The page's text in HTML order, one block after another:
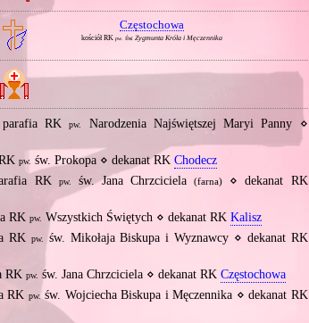
Częstochowa
kościół RK pw.św. Zygmunta Króla i Męczennika
RKpw.
Narodzenia Najświętszej Maryi Panny ⋄
pw. św. Prokopa ⋄ dekanat RK Chodecz
RK pw. św. Jana Chrzciciela(farna)
⋄ dekanat RK
RK pw. Wszystkich Świętych ⋄ dekanat RK Kalisz
RK pw.
św. Mikołaja Biskupa i Wyznawcy ⋄ dekanat RK
RK pw. św. Jana Chrzciciela ⋄ dekanat RK Częstochowa
RK pw. św. Wojciecha Biskupa i Męczennika ⋄ dekanat RK